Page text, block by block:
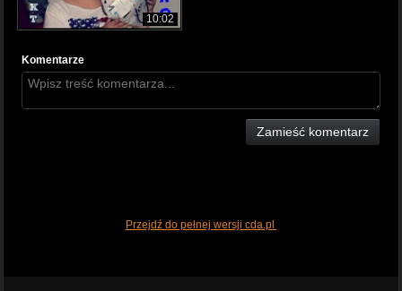
10:02
Komentarze
Zamieść komentarz
Przejdź do pełnej wersji cda.pl